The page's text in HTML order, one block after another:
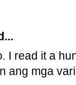
I read it a
ang mga